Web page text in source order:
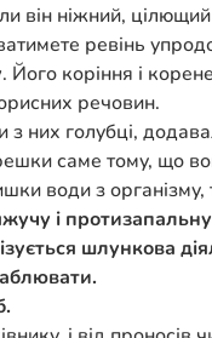
він ніжний,
ревінь
. Його коріння і
речовин.
них голубці,
саме тому, що
води з
і протизапальну
шлункова